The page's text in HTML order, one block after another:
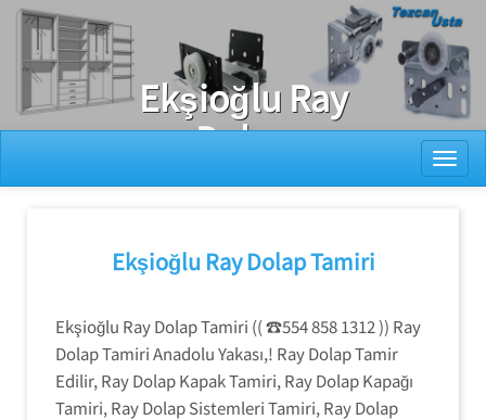
Ray Dolap Tamiri
Ekşioğlu Ray
Dolap
Mekanizması
Ekşioğlu Ray Dolap Tamiri
Ekşioğlu Ray Dolap Tamiri (( ☎️554 858 1312 )) Ray
Dolap Tamiri Anadolu Yakası,! Ray Dolap Tamir
Edilir, Ray Dolap Kapak Tamiri, Ray Dolap Kapağı
Tamiri, Ray Dolap Sistemleri Tamiri, Ray Dolap